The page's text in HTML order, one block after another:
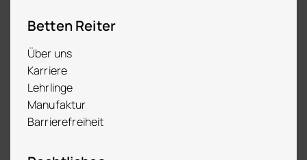
Betten Reiter
Über uns
Karriere
Lehrlinge
Manufaktur
Barrierefreiheit